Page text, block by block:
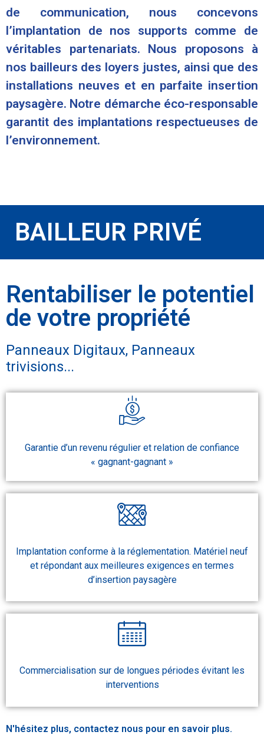
de communication, nous concevons
l’implantation de nos supports comme de
véritables partenariats. Nous proposons à
nos bailleurs des loyers justes, ainsi que des
installations neuves et en parfaite insertion
paysagère. Notre démarche éco-responsable
garantit des implantations respectueuses de
l’environnement.
BAILLEUR PRIVÉ
Rentabiliser le potentiel
de votre propriété
Panneaux Digitaux, Panneaux
trivisions...
Garantie d’un revenu régulier et relation de confiance
« gagnant-gagnant »
Implantation conforme à la réglementation. Matériel neuf
et répondant aux meilleures exigences en termes
d’insertion paysagère
Commercialisation sur de longues périodes évitant les
interventions
N'hésitez plus, contactez nous pour en savoir plus.​